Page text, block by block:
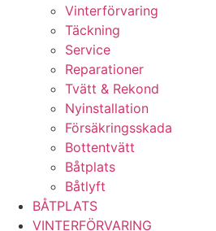
Vinterförvaring
Täckning
Service
Reparationer
Tvätt & Rekond
Nyinstallation
Försäkringsskada
Bottentvätt
Båtplats
Båtlyft
BÅTPLATS
VINTERFÖRVARING